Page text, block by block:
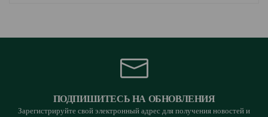
ПОДПИШИТЕСЬ НА ОБНОВЛЕНИЯ
Зарегистрируйте свой электронный адрес для получения новостей и